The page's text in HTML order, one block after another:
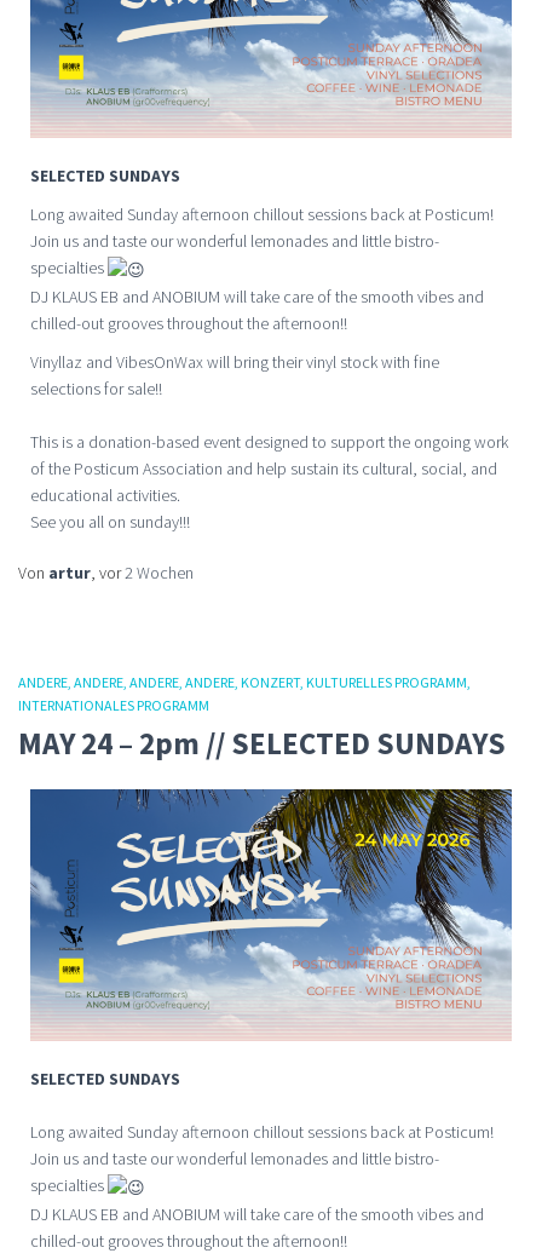
SELECTED SUNDAYS
Long awaited Sunday afternoon chillout sessions back at Posticum!
Join us and taste our wonderful lemonades and little bistro-
specialties
DJ KLAUS EB and ANOBIUM will take care of the smooth vibes and
chilled-out grooves throughout the afternoon!!
Vinyllaz and VibesOnWax will bring their vinyl stock with fine
selections for sale!!
This is a donation-based event designed to support the ongoing work
of the Posticum Association and help sustain its cultural, social, and
educational activities.
See you all on sunday!!!
Von artur, vor2 Wochen
ANDERE ANDERE ANDERE ANDERE KONZERT KULTURELLES PROGRAMM
INTERNATIONALES PROGRAMM
MAY 24 – 2pm // SELECTED SUNDAYS
SELECTED SUNDAYS
Long awaited Sunday afternoon chillout sessions back at Posticum!
Join us and taste our wonderful lemonades and little bistro-
specialties
DJ KLAUS EB and ANOBIUM will take care of the smooth vibes and
chilled-out grooves throughout the afternoon!!